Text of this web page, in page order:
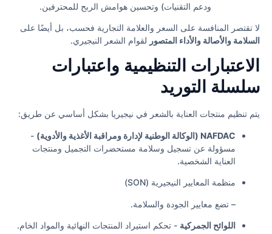
ودعم التقنيات) وتحسين هوامش الربح للمحترفين.
لا تقتصر المنافسة على السعر والعلامة التجارية فحسب، بل أيضًا على
السلامة والأصالة والأداء المتصور لقوام الشعر النيجيري.
الاعتبارات التنظيمية واعتبارات
سلسلة التوريد
يتم تنظيم منتجات العناية بالشعر في نيجيريا بشكل أساسي عن طريق:
NAFDAC (الوكالة الوطنية لإدارة ومراقبة الأغذية والأدوية)
-
مسؤولة عن تسجيل وسلامة مستحضرات التجميل ومنتجات
العناية الشخصية.
منظمة المعايير النيجيرية (SON)
– تضع معايير الجودة والسلامة.
اللوائح الجمركية - تحكم استيراد المنتجات النهائية والمواد الخام.